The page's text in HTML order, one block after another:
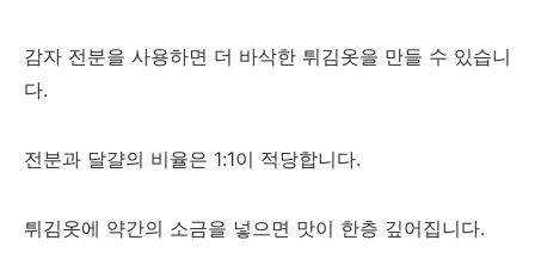
감자 전분을 사용하면 더 바삭한 튀김옷을 만들 수 있습니
다.
전분과 달걀의 비율은 1:1이 적당합니다.
튀김옷에 약간의 소금을 넣으면 맛이 한층 깊어집니다.